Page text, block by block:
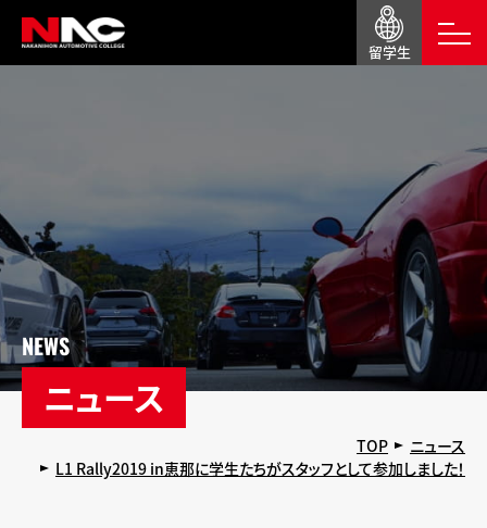
留学生
NEWS
ニュース
TOP
ニュース
L1 Rally2019 in恵那に学生たちがスタッフとして参加しました！